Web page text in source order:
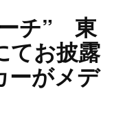
チ” 東
てお披露
ーがメデ